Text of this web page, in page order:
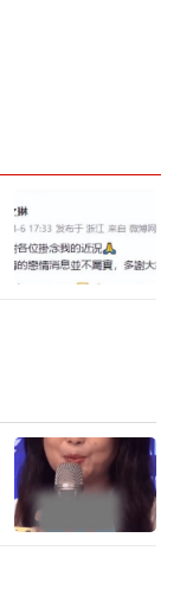
蔡依林、薛
度腾讯音乐榜
作品的乐坛中
辉映。其中，